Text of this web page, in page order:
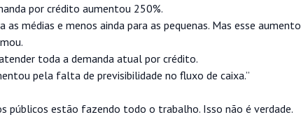
por crédito aumentou 250%.
as médias e menos ainda para as pequenas. Mas esse aumento
toda a demanda atual por crédito.
pela falta de previsibilidade no fluxo de caixa.”
públicos estão fazendo todo o trabalho. Isso não é verdade.